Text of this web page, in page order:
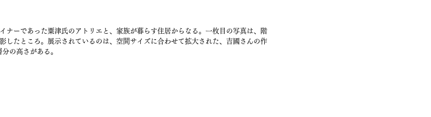
ナーであった粟津氏のアトリエと、家族が暮らす住居からなる。一枚目の写真は、階
したところ。展示されているのは、空間サイズに合わせて拡大された、吉國さんの作
の高さがある。